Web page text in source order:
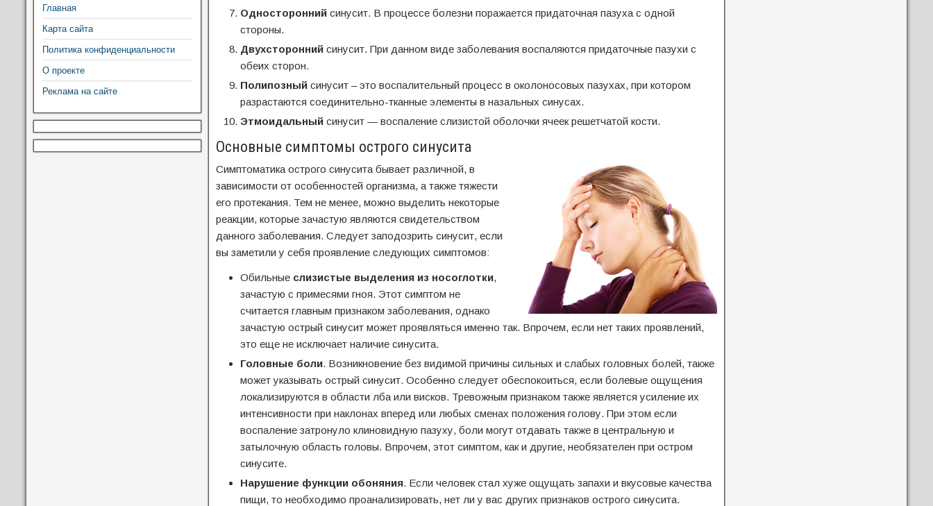
Одностороннийсинусит. В процессе болезни поражается придаточная пазуха с одной
стороны.
Двухстороннийсинусит. При данном виде заболевания воспаляются придаточные пазухи с
обеих сторон.
Полипозныйсинусит – это воспалительный процесс в околоносовых пазухах, при котором
разрастаются соединительно-тканные элементы в назальных синусах.
Этмоидальныйсинусит — воспаление слизистой оболочки ячеек решетчатой кости.
Основные симптомы острого синусита
Симптоматика острого синусита бывает различной, в
зависимости от особенностей организма, а также тяжести
его протекания. Тем не менее, можно выделить некоторые
реакции, которые зачастую являются свидетельством
данного заболевания. Следует заподозрить синусит, если
вы заметили у себя проявление следующих симптомов:
Обильные слизистые выделения из носоглотки,
зачастую с примесями гноя. Этот симптом не
считается главным признаком заболевания, однако
зачастую острый синусит может проявляться именно так. Впрочем, если нет таких проявлений,
это еще не исключает наличие синусита.
Головные боли. Возникновение без видимой причины сильных и слабых головных болей, также
может указывать острый синусит. Особенно следует обеспокоиться, если болевые ощущения
локализируются в области лба или висков. Тревожным признаком также является усиление их
интенсивности при наклонах вперед или любых сменах положения голову. При этом если
воспаление затронуло клиновидную пазуху, боли могут отдавать также в центральную и
затылочную область головы. Впрочем, этот симптом, как и другие, необязателен при остром
синусите.
Нарушение функции обоняния. Если человек стал хуже ощущать запахи и вкусовые качества
пищи, то необходимо проанализировать, нет ли у вас других признаков острого синусита.
Главная
Карта сайта
Политика конфиденциальности
О проекте
Реклама на сайте